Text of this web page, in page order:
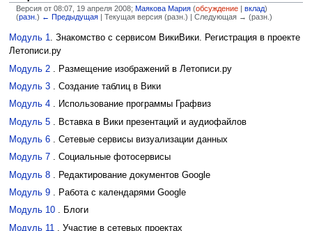
Версия от 08:07, 19 апреля 2008; Маякова Мария (обсуждение |вклад)
(разн.) ← Предыдущая | Текущая версия (разн.) | Следующая → (разн.)
Перейти
к
навигации
Перейти
к
поиску
Модуль 1. Знакомство с сервисом ВикиВики. Регистрация в проекте
Летописи.ру
Модуль 2. Размещение изображений в Летописи.ру
Модуль 3. Создание таблиц в Вики
Модуль 4. Использование программы Графвиз
Модуль 5. Вставка в Вики презентаций и аудиофайлов
Модуль 6. Сетевые сервисы визуализации данных
Модуль 7. Социальные фотосервисы
Модуль 8. Редактирование документов Google
Модуль 9. Работа с календарями Google
Модуль 10. Блоги
Модуль 11
. Участие в сетевых проектах